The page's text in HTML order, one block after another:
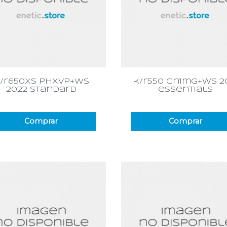
Vista rápida
r650xs phxvp+ws
2022 standard
Comprar
Vista rápida
k/r550 cn1mg+ws
essentials
Comprar